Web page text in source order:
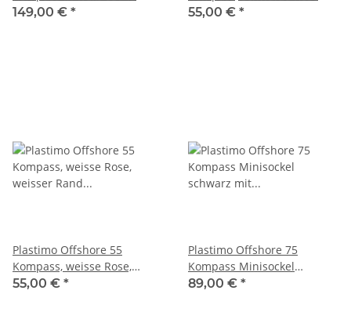
149,00 € *
schwarzer Rand 63854
55,00 € *
Plastimo Offshore 55
Kompass, weisse Rose,
weisser Rand 63855
55,00 € *
Plastimo Offshore 75
Kompass Minisockel
schwarz mit Beleuchtung
89,00 € *